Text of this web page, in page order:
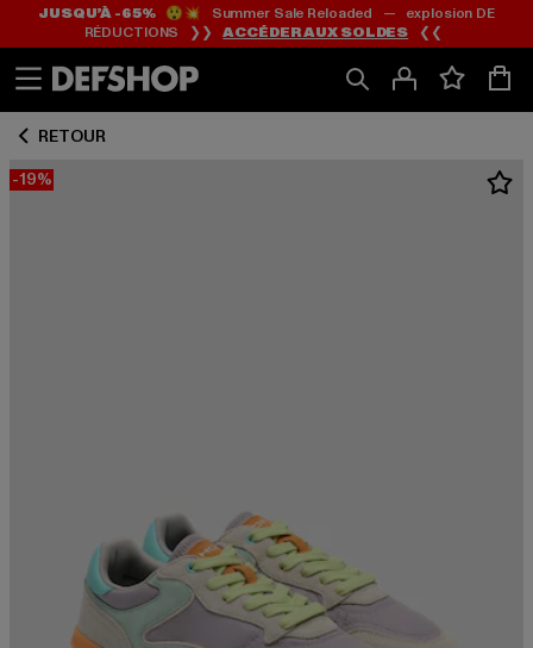
Passer
au
Passer
au
de
JUSQU’À -65%😲💥 Summer Sale Reloaded — explosion DE
RÉDUCTIONS ❯❯ACCÉDER AUX SOLDES ❮❮
RETOUR
-19%